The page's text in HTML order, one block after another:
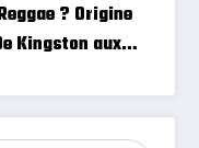
? Origine
Kingston aux